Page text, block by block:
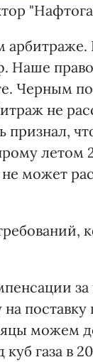
Наше
Черным
не
летом
может
можем
газа в